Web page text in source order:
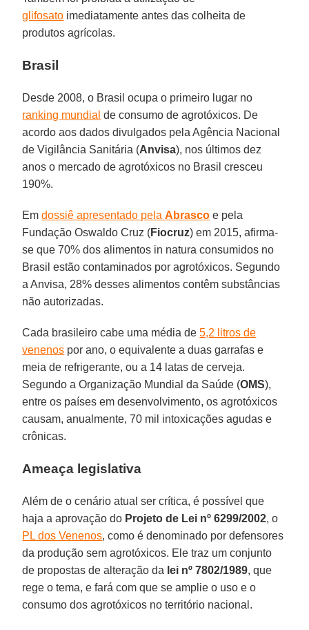
glifosato imediatamente antes das colheita de
produtos agrícolas.
Brasil
Desde 2008, o Brasil ocupa o primeiro lugar no
ranking mundial de consumo de agrotóxicos. De
acordo aos dados divulgados pela Agência Nacional
de Vigilância Sanitária (Anvisa), nos últimos dez
anos o mercado de agrotóxicos no Brasil cresceu
190%.
Emdossiê apresentado pelaAbrasco e pela
Fundação Oswaldo Cruz (Fiocruz) em 2015, afirma-
se que 70% dos alimentos in natura consumidos no
Brasil estão contaminados por agrotóxicos. Segundo
a Anvisa, 28% desses alimentos contêm substâncias
não autorizadas.
Cada brasileiro cabe uma média de5,2 litros de
venenos por ano, o equivalente a duas garrafas e
meia de refrigerante, ou a 14 latas de cerveja.
Segundo a Organização Mundial da Saúde (OMS),
entre os países em desenvolvimento, os agrotóxicos
causam, anualmente, 70 mil intoxicações agudas e
crônicas.
Ameaça legislativa
Além de o cenário atual ser crítica, é possível que
haja a aprovação do Projeto de Lei nº 6299/2002, o
PL dos Venenos, como é denominado por defensores
da produção sem agrotóxicos. Ele traz um conjunto
de propostas de alteração da lei nº 7802/1989, que
rege o tema, e fará com que se amplie o uso e o
consumo dos agrotóxicos no território nacional.